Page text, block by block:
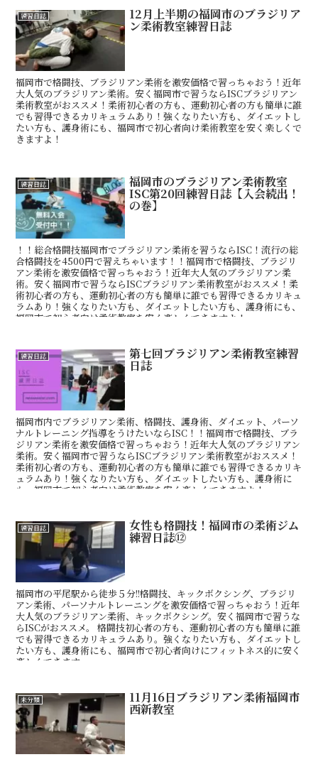
練習日誌 12月上半期の福岡市のブラジリア
ン柔術教室練習日誌
福岡市で格闘技、ブラジリアン柔術を激安価格で習っちゃおう！近年
大人気のブラジリアン柔術。安く福岡市で習うならISCブラジリアン
柔術教室がおススメ！柔術初心者の方も、運動初心者の方も簡単に誰
でも習得できるカリキュラムあり！強くなりたい方も、ダイエットし
たい方も、護身術にも、福岡市で初心者向け柔術教室を安く楽しくで
きますよ！
練習日誌 福岡市のブラジリアン柔術教室
ISC第20回練習日誌【入会続出！
の巻】
！！総合格闘技福岡市でブラジリアン柔術を習うならISC！流行の総
合格闘技を4500円で習えちゃいます！！福岡市で格闘技、ブラジリ
アン柔術を激安価格で習っちゃおう！近年大人気のブラジリアン柔
術。安く福岡市で習うならISCブラジリアン柔術教室がおススメ！柔
術初心者の方も、運動初心者の方も簡単に誰でも習得できるカリキュ
ラムあり！強くなりたい方も、ダイエットしたい方も、護身術にも、
福岡市で初心者向け柔術教室を安く楽しくできますよ！
練習日誌 第七回ブラジリアン柔術教室練習
日誌
福岡市内でブラジリアン柔術、格闘技、護身術、ダイエット、パーソ
ナルトレーニング指導をうけたいならISC！！福岡市で格闘技、ブラ
ジリアン柔術を激安価格で習っちゃおう！近年大人気のブラジリアン
柔術。安く福岡市で習うならISCブラジリアン柔術教室がおススメ！
柔術初心者の方も、運動初心者の方も簡単に誰でも習得できるカリキ
ュラムあり！強くなりたい方も、ダイエットしたい方も、護身術に
も、福岡市で初心者向け柔術教室を安く楽しくできますよ！
練習日誌 女性も格闘技！福岡市の柔術ジム
練習日誌⑫
福岡市の平尾駅から徒歩５分!!格闘技、キックボクシング、ブラジリ
アン柔術、パーソナルトレーニングを激安価格で習っちゃおう！近年
大人気のブラジリアン柔術、キックボクシング。安く福岡市で習うな
らISCがおススメ。 格闘技初心者の方も、運動初心者の方も簡単に誰
でも習得できるカリキュラムあり。強くなりたい方も、ダイエットし
たい方も、護身術にも、福岡市で初心者向けにフィットネス的に安く
楽しくできます。
未分類 11月16日ブラジリアン柔術福岡市
西新教室